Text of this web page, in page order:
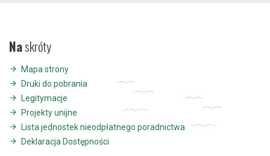
Naskróty
Mapa strony
Druki do pobrania
Legitymacje
Projekty unijne
Lista jednostek nieodpłatnego poradnictwa
Deklaracja Dostępności